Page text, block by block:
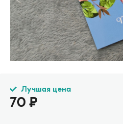
Лучшая цена
70 ₽